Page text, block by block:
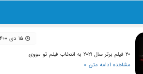
۱۵ دی ۱۴۰۰
۲۰ فیلم برتر سال ۲۰۲۱ به انتخاب فیلم تو مووی
مشاهده ادامه متن »